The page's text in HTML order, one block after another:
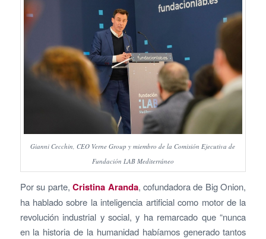
Gianni Cecchin, CEO Verne Group y miembro de la Comisión Ejecutiva de
Fundación LAB Mediterráneo
Por su parte,Cristina Aranda, cofundadora de Big Onion,
ha hablado sobre la inteligencia artificial como motor de la
revolución industrial y social, y ha remarcado que “nunca
en la historia de la humanidad habíamos generado tantos